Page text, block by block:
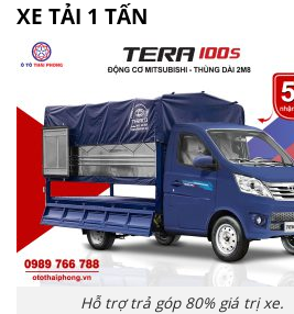
XE TẢI 1 TẤN
Hỗ trợ trả góp 80% giá trị xe.